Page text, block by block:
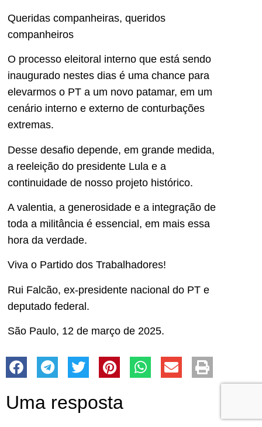
Queridas companheiras, queridos
companheiros
O processo eleitoral interno que está sendo
inaugurado nestes dias é uma chance para
elevarmos o PT a um novo patamar, em um
cenário interno e externo de conturbações
extremas.
Desse desafio depende, em grande medida,
a reeleição do presidente Lula e a
continuidade de nosso projeto histórico.
A valentia, a generosidade e a integração de
toda a militância é essencial, em mais essa
hora da verdade.
Viva o Partido dos Trabalhadores!
Rui Falcão, ex-presidente nacional do PT e
deputado federal.
São Paulo, 12 de março de 2025.
Uma resposta